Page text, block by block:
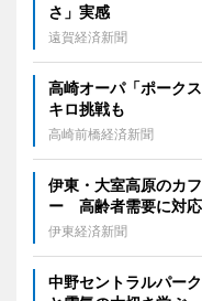
さ」実感
遠賀経済新聞
高崎オーパ「ポーク
キロ挑戦も
高崎前橋経済新聞
伊東・大室高原のカ
ー 高齢者需要に対応
伊東経済新聞
中野セントラルパー